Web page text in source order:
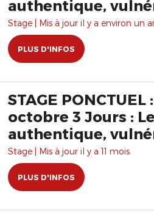
authentique,
interactif
Stage | Mis à jour il y a environ un
PLUS D'INFOS
STAGE PONCTUEL
octobre 3 Jours :
authentique,
interactif
Stage | Mis à jour il y a 11 mois.
PLUS D'INFOS